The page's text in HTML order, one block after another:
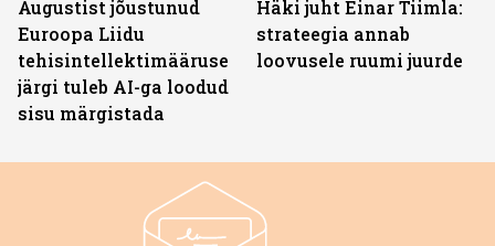
Augustist jõustunud
Euroopa Liidu
tehisintellektimääruse
järgi tuleb AI-ga loodud
sisu märgistada
Häki juht Einar Tiimla:
strateegia annab
loovusele ruumi juurde